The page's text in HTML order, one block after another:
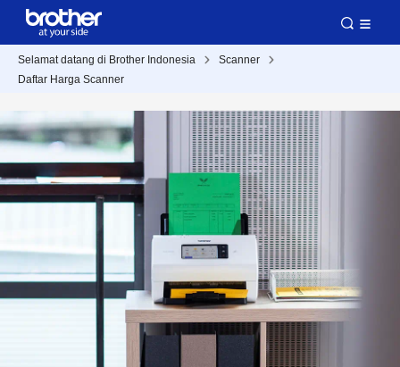
Selamat datang di Brother Indonesia
Scanner
Daftar Harga Scanner